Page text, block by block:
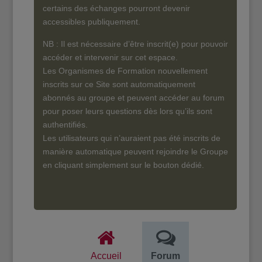
certains des échanges pourront devenir
accessibles publiquement.
NB : Il est nécessaire d’être inscrit(e) pour pouvoir
accéder et intervenir sur cet espace.
Les Organismes de Formation nouvellement
inscrits sur ce Site sont automatiquement
abonnés au groupe et peuvent accéder au forum
pour poser leurs questions dès lors qu’ils sont
authentifiés.
Les utilisateurs qui n’auraient pas été inscrits de
manière automatique peuvent rejoindre le Groupe
en cliquant simplement sur le bouton dédié.
Accueil Forum